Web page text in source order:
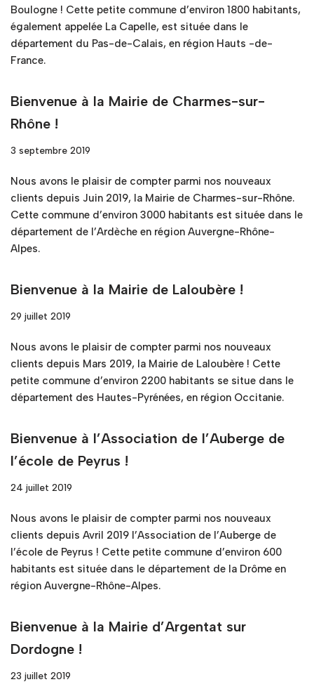
Boulogne ! Cette petite commune d’environ 1800 habitants,
également appelée La Capelle, est située dans le
département du Pas-de-Calais, en région Hauts -de-
France.
Bienvenue à la Mairie de Charmes-sur-
Rhône !
3 septembre 2019
Nous avons le plaisir de compter parmi nos nouveaux
clients depuis Juin 2019, la Mairie de Charmes-sur-Rhône.
Cette commune d’environ 3000 habitants est située dans le
département de l’Ardèche en région Auvergne-Rhône-
Alpes.
Bienvenue à la Mairie de Laloubère !
29 juillet 2019
Nous avons le plaisir de compter parmi nos nouveaux
clients depuis Mars 2019, la Mairie de Laloubère ! Cette
petite commune d’environ 2200 habitants se situe dans le
département des Hautes-Pyrénées, en région Occitanie.
Bienvenue à l’Association de l’Auberge de
l’école de Peyrus !
24 juillet 2019
Nous avons le plaisir de compter parmi nos nouveaux
clients depuis Avril 2019 l’Association de l’Auberge de
l’école de Peyrus ! Cette petite commune d’environ 600
habitants est située dans le département de la Drôme en
région Auvergne-Rhône-Alpes.
Bienvenue à la Mairie d’Argentat sur
Dordogne !
23 juillet 2019